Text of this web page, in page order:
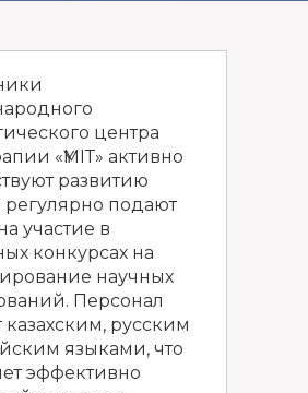
центра
«ҮМІТ» активно
развитию
регулярно подают
участие в
конкурсах на
научных
Персонал
казахским, русским
языками, что
эффективно